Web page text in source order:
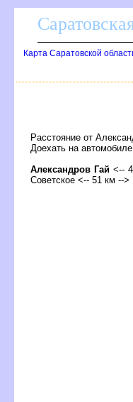
Карта Саратовской
Расстояние от
Доехать на
Александров Гай<--
Советское <-- 51 км --